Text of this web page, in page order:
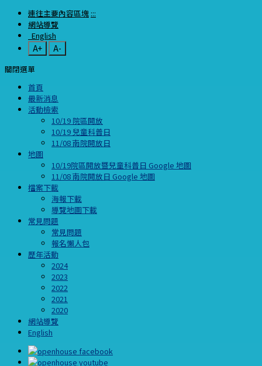
連往主要內容區塊 :::
網站導覽
English
A+
A-
關閉選單
首頁
最新消息
活動檢索
10/19 院區開放
10/19 兒童科普日
11/08 南院開放日
地圖
10/19院區開放暨兒童科普日 Google 地圖
11/08 南院開放日 Google 地圖
檔案下載
海報下載
導覽地圖下載
常見問題
常見問題
報名懶人包
歷年活動
2024
2023
2022
2021
2020
網站導覽
English